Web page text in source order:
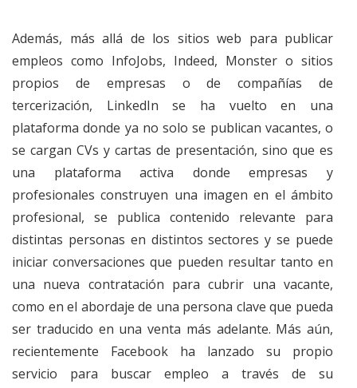
Además, más allá de los sitios web para publicar
empleos como InfoJobs, Indeed, Monster o sitios
propios de empresas o de compañías de
tercerización, LinkedIn se ha vuelto en una
plataforma donde ya no solo se publican vacantes, o
se cargan CVs y cartas de presentación, sino que es
una plataforma activa donde empresas y
profesionales construyen una imagen en el ámbito
profesional, se publica contenido relevante para
distintas personas en distintos sectores y se puede
iniciar conversaciones que pueden resultar tanto en
una nueva contratación para cubrir una vacante,
como en el abordaje de una persona clave que pueda
ser traducido en una venta más adelante. Más aún,
recientemente Facebook ha lanzado su propio
servicio para buscar empleo a través de su